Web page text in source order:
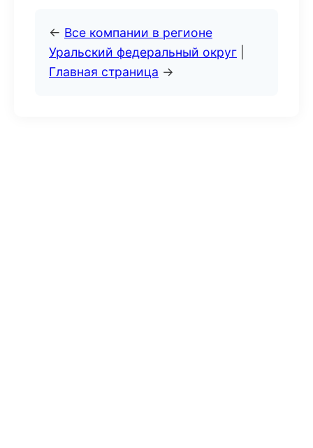
← Все компании в регионе
Уральский федеральный округ
Главная страница →